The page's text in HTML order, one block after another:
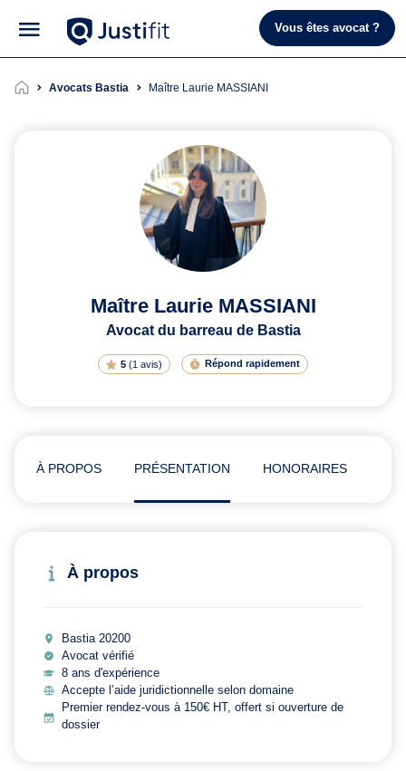
Vous êtes avocat ?
Avocats Bastia Maître Laurie MASSIANI
Maître Laurie MASSIANI
Avocat du barreau de Bastia
5(1 avis) Répond rapidement
À PROPOS PRÉSENTATION HONORAIRES
À propos
Bastia 20200
Avocat vérifié
8 ans d'expérience
Accepte l’aide juridictionnelle selon domaine
Premier rendez-vous à 150€ HT, offert si ouverture de
dossier